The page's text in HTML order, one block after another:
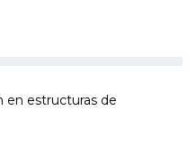
en estructuras de